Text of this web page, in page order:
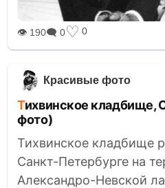
👁 190🗨 0♡ 0
Красивые фото
Тихвинское кладбище, Санкт-Петербург (25
фото)
Тихвинское кладбище
Санкт-Петербурге на
Александро-Невской